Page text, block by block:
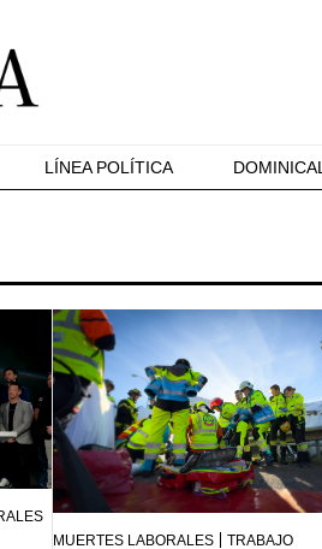
LÍNEA POLÍTICA DOMINICAL
MUERTES LABORALES TRABAJO